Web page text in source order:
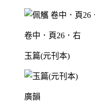
卷中．頁26．右
玉篇(元刊本)
廣韻